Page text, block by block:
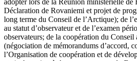
adopter lors de la Réunion ministérielle de
Déclaration de Rovaniemi et projet de
long terme du Conseil de l’Arctique); de
au statut d’observateur et de l’examen
observateurs; de la coopération du Conseil
(négociation de mémorandums d’accord,
l’Organisation de coopération et de